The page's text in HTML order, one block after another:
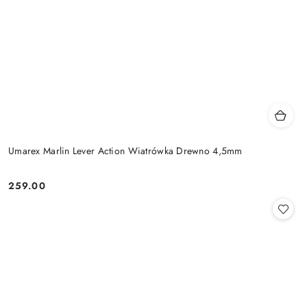
Umarex Marlin Lever Action Wiatrówka Drewno 4,5mm
Cena:
259.00